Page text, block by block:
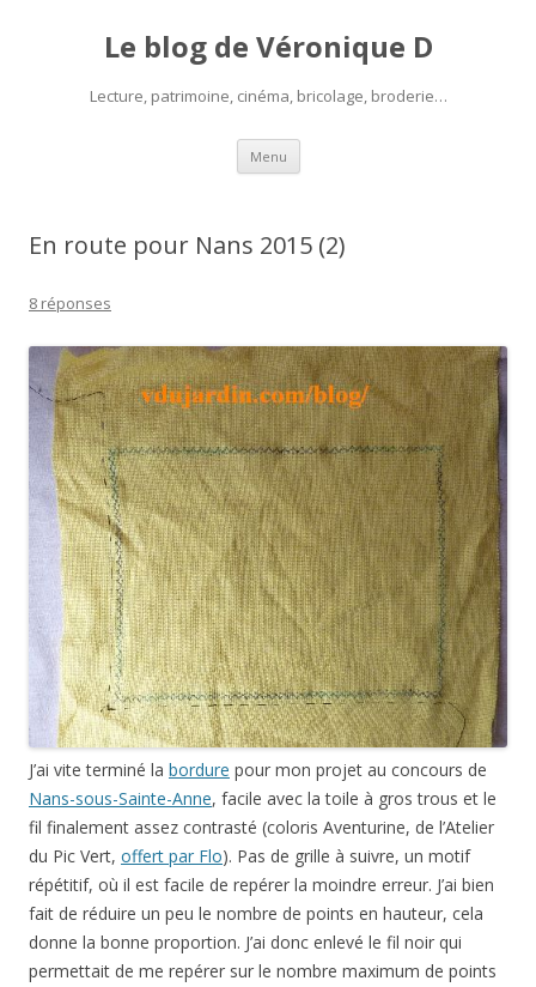
Le blog de Véronique D
Lecture, patrimoine, cinéma, bricolage, broderie…
Menu Aller
contenu
En route pour Nans 2015 (2)
8 réponses
J’ai vite terminé la bordure pour mon projet au concours de
Nans-sous-Sainte-Anne, facile avec la toile à gros trous et le
fil finalement assez contrasté (coloris Aventurine, de l’Atelier
du Pic Vert, offert par Flo). Pas de grille à suivre, un motif
répétitif, où il est facile de repérer la moindre erreur. J’ai bien
fait de réduire un peu le nombre de points en hauteur, cela
donne la bonne proportion. J’ai donc enlevé le fil noir qui
permettait de me repérer sur le nombre maximum de points